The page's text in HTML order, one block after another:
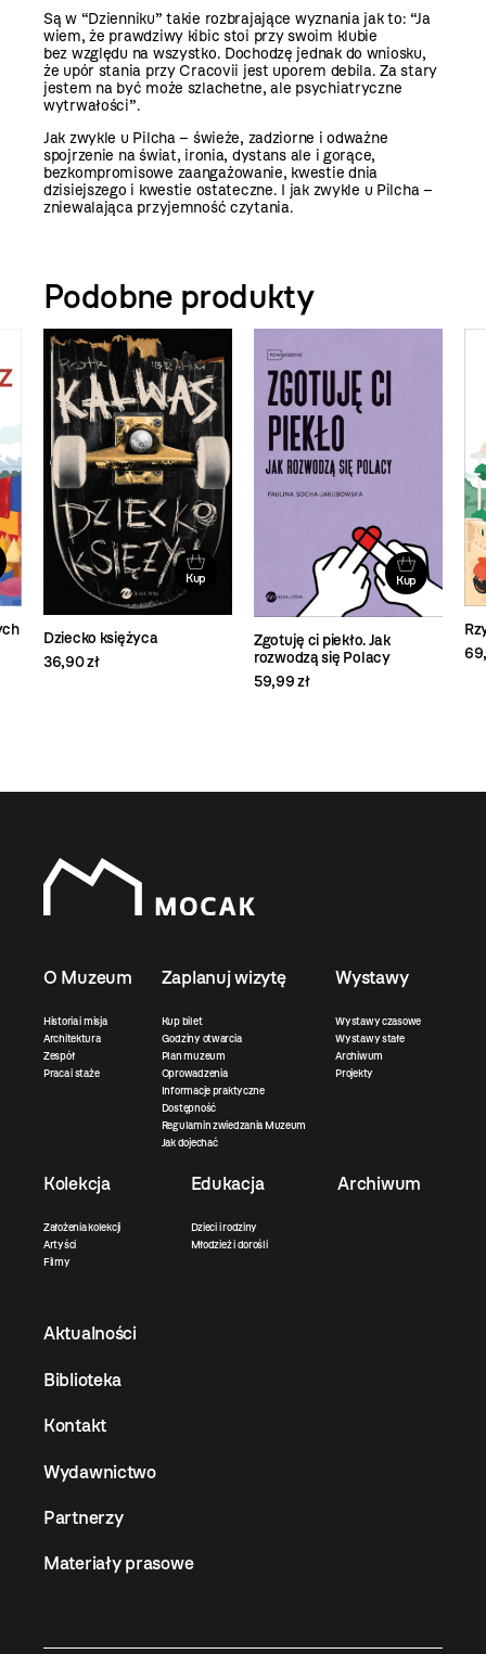
Są w “Dzienniku” takie rozbrajające wyznania jak to: “Ja
wiem, że prawdziwy kibic stoi przy swoim klubie
bez względu na wszystko. Dochodzę jednak do wniosku,
że upór stania przy Cracovii jest uporem debila. Za stary
jestem na być może szlachetne, ale psychiatryczne
wytrwałości”.
Jak zwykle u Pilcha – świeże, zadziorne i odważne
spojrzenie na świat, ironia, dystans ale i gorące,
bezkompromisowe zaangażowanie, kwestie dnia
dzisiejszego i kwestie ostateczne. I jak zwykle u Pilcha –
zniewalająca przyjemność czytania.
Podobne produkty
Kup
Dziecko księżyca
36,90 zł
Kup
Zgotuję ci piekło. Jak
rozwodzą się Polacy
59,99 zł
O Muzeum
Historia i misja
Architektura
Zespół
Praca i staże
Zaplanuj wizytę
Kup bilet
Godziny otwarcia
Plan muzeum
Oprowadzenia
Informacje praktyczne
Dostępność
Regulamin zwiedzania Muzeum
Jak dojechać
Wystawy
Wystawy czasowe
Wystawy stałe
Archiwum
Projekty
Kolekcja
Założenia kolekcji
Artyści
Filmy
Edukacja
Dzieci i rodziny
Młodzież i dorośli
Archiwum
Aktualności
Biblioteka
Kontakt
Wydawnictwo
Partnerzy
Materiały prasowe